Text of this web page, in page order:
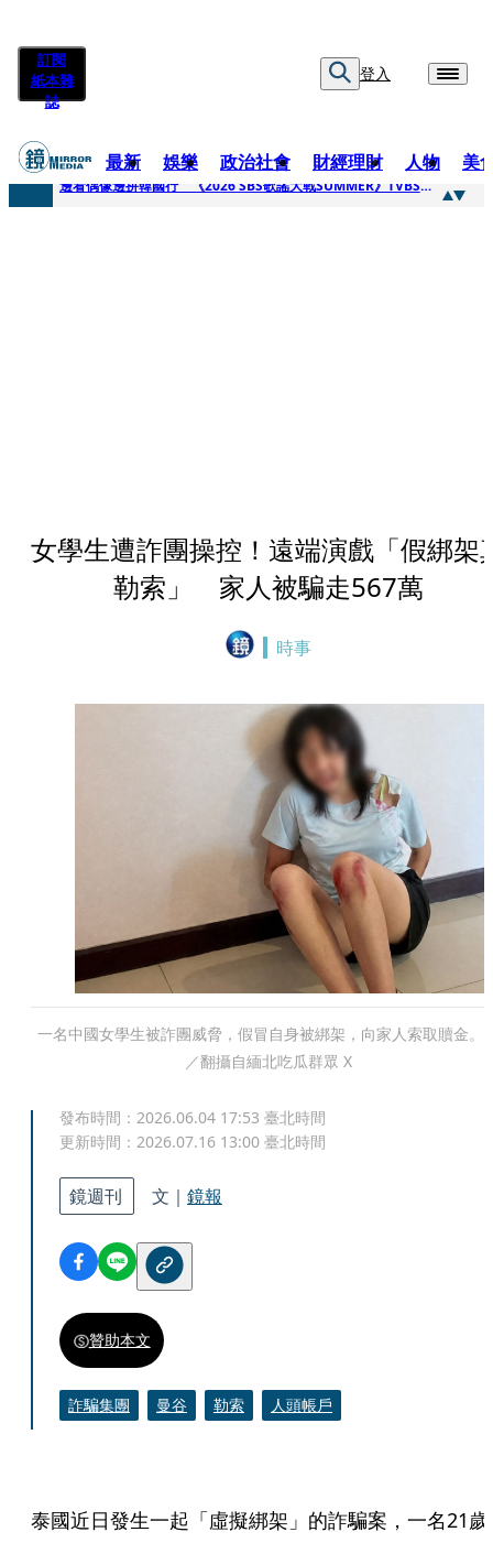
訂閱
紙本雜
誌
登入
最新 娛樂 政治社會 財經理財 人物 美
快訊
邊看偶像邊拚韓國行 《2026 SBS歌謠大戰SUMMER》TVBS直播祭追星福利
女學生遭詐團操控！遠端演戲「假綁架
勒索」 家人被騙走567萬
時事
一名中國女學生被詐團威脅，假冒自身被綁架，向家人索取贖金。
／翻攝自緬北吃瓜群眾 X
發布時間： 2026.06.04 17:53 臺北時間
更新時間： 2026.07.16 13:00 臺北時間
鏡週刊 文｜ 鏡報
贊助本文
詐騙集團 曼谷 勒索 人頭帳戶
泰國近日發生一起「虛擬綁架」的詐騙案，一名21歲